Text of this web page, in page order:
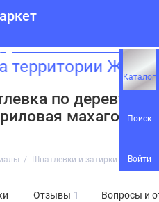
Каталог
Поиск
Войти
по дереву
махагон
Шпатлевки и затирки Текс
Отзывы 1 Вопросы и